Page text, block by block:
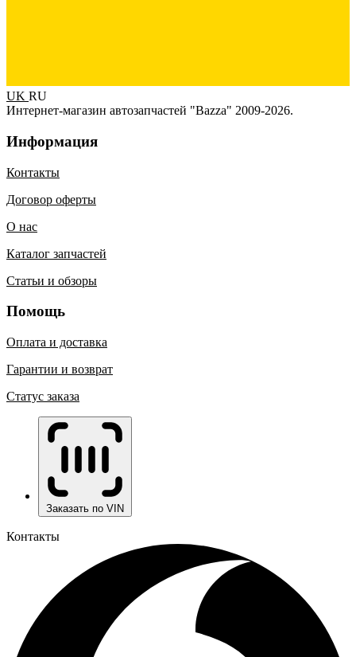
UK RU
Интернет-магазин автозапчастей "Bazza" 2009-2026.
Информация
Контакты
Договор оферты
О нас
Каталог запчастей
Статьи и обзоры
Помощь
Оплата и доставка
Гарантии и возврат
Статус заказа
Заказать по VIN
Контакты